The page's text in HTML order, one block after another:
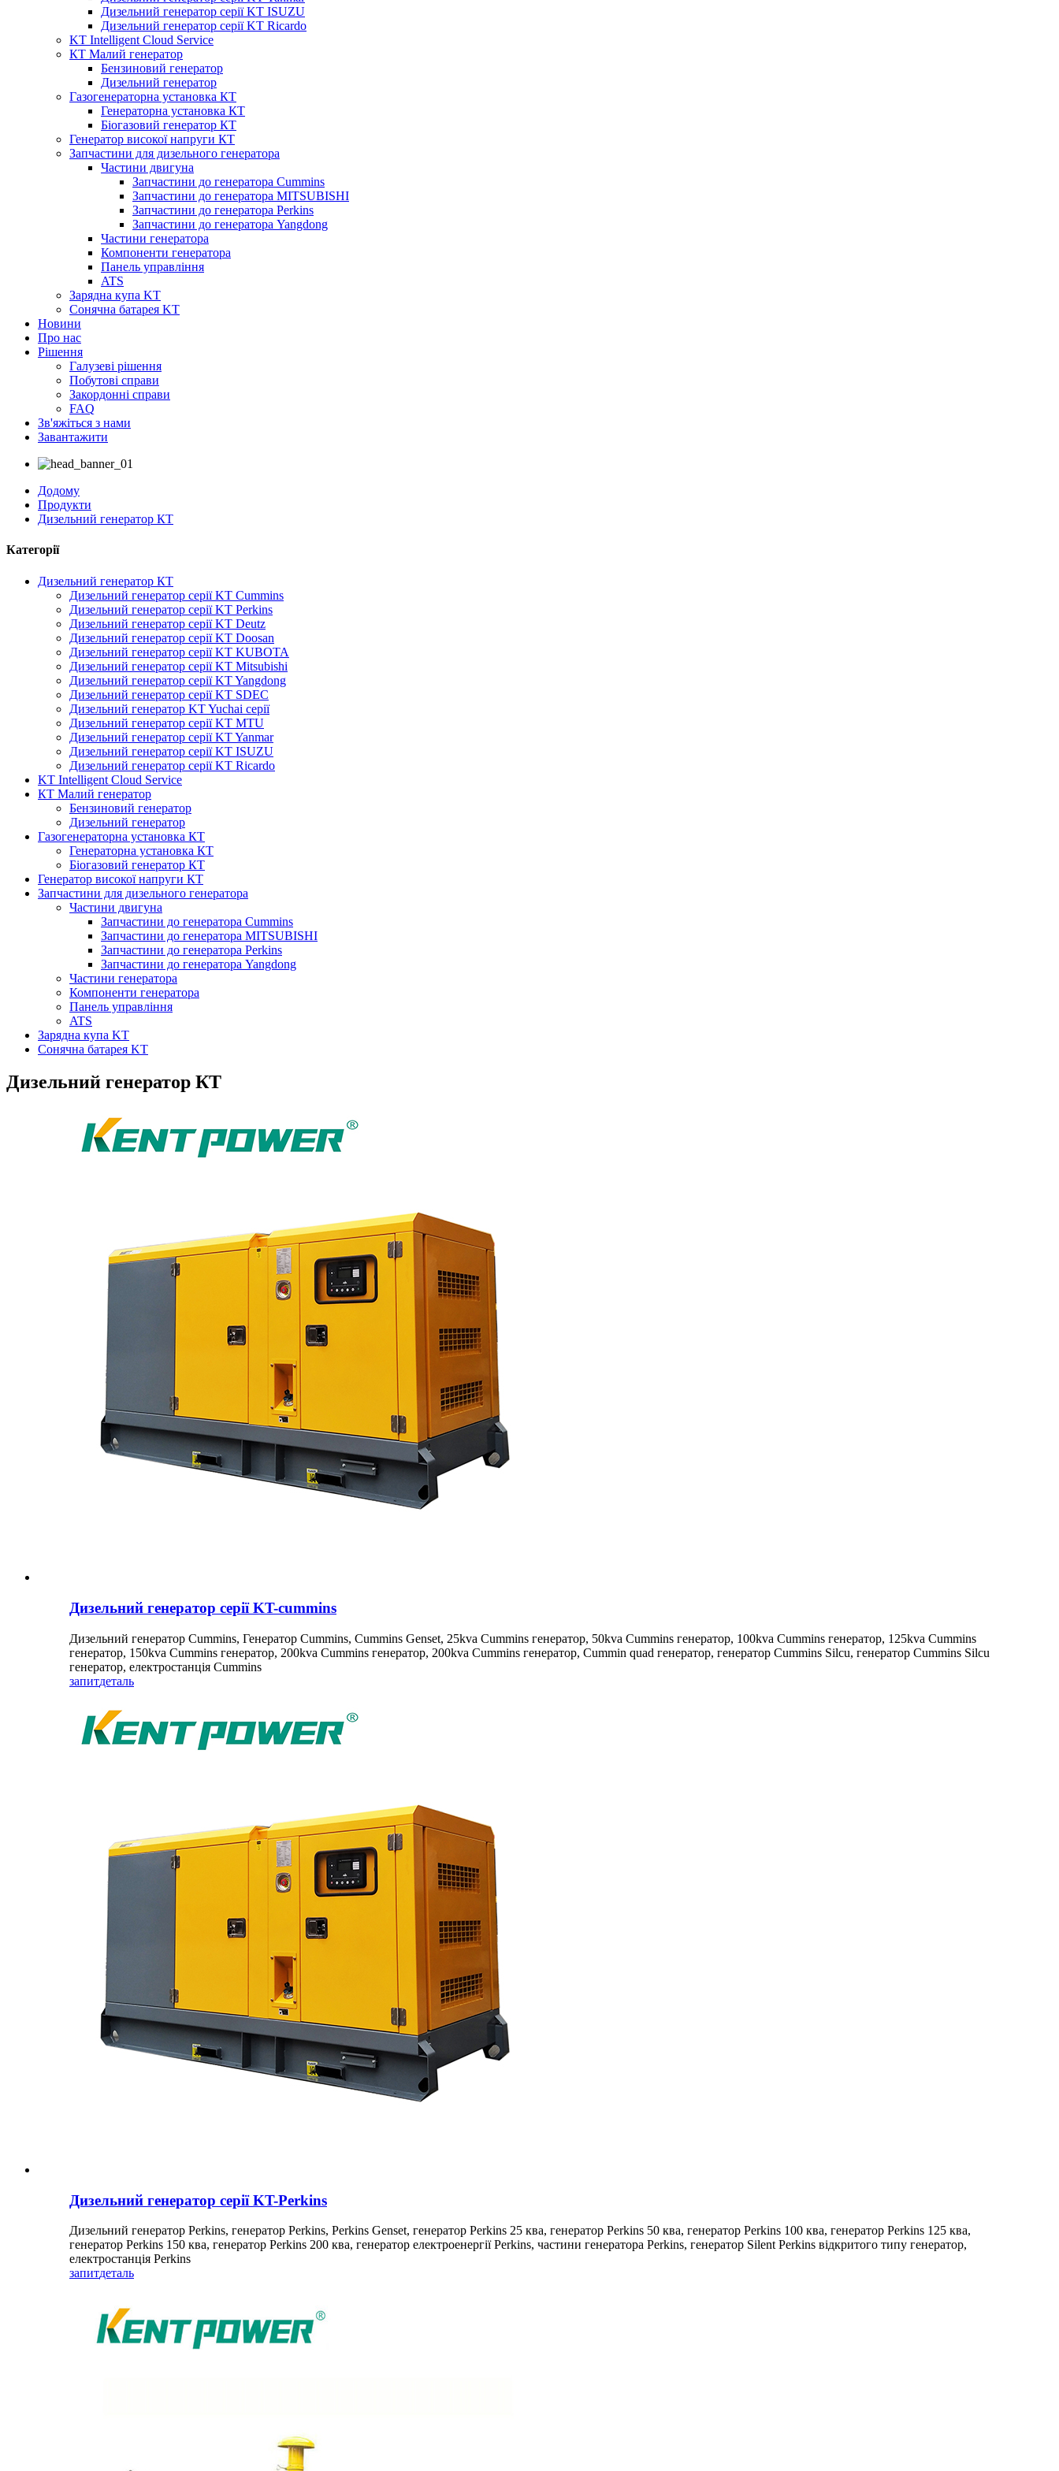
Дизельний генератор серії KT ISUZU
Дизельний генератор серії KT Ricardo
KT Intelligent Cloud Service
КТ Малий генератор
Бензиновий генератор
Дизельний генератор
Газогенераторна установка КТ
Генераторна установка КТ
Біогазовий генератор КТ
Генератор високої напруги КТ
Запчастини для дизельного генератора
Частини двигуна
Запчастини до генератора Cummins
Запчастини до генератора MITSUBISHI
Запчастини до генератора Perkins
Запчастини до генератора Yangdong
Частини генератора
Компоненти генератора
Панель управління
ATS
Зарядна купа KT
Сонячна батарея KT
Новини
Про нас
Рішення
Галузеві рішення
Побутові справи
Закордонні справи
FAQ
Зв'яжіться з нами
Завантажити
Додому
Продукти
Дизельний генератор КТ
Категорії
Дизельний генератор КТ
Дизельний генератор серії KT Cummins
Дизельний генератор серії KT Perkins
Дизельний генератор серії KT Deutz
Дизельний генератор серії KT Doosan
Дизельний генератор серії KT KUBOTA
Дизельний генератор серії KT Mitsubishi
Дизельний генератор серії KT Yangdong
Дизельний генератор серії KT SDEC
Дизельний генератор KT Yuchai серії
Дизельний генератор серії KT MTU
Дизельний генератор серії KT Yanmar
Дизельний генератор серії KT ISUZU
Дизельний генератор серії KT Ricardo
KT Intelligent Cloud Service
КТ Малий генератор
Бензиновий генератор
Дизельний генератор
Газогенераторна установка КТ
Генераторна установка КТ
Біогазовий генератор КТ
Генератор високої напруги КТ
Запчастини для дизельного генератора
Частини двигуна
Запчастини до генератора Cummins
Запчастини до генератора MITSUBISHI
Запчастини до генератора Perkins
Запчастини до генератора Yangdong
Частини генератора
Компоненти генератора
Панель управління
ATS
Зарядна купа KT
Сонячна батарея KT
Дизельний генератор КТ
Дизельний генератор серії KT-cummins
Дизельний генератор Cummins, Генератор Cummins, Cummins Genset, 25kva Cummins генератор, 50kva Cummins генератор, 100kva Cummins генератор, 125kva Cummins
генератор, 150kva Cummins генератор, 200kva Cummins генератор, 200kva Cummins генератор, Cummin quad генератор, генератор Cummins Silcu, генератор Cummins Silcu
генератор, електростанція Cummins
запитдеталь
Дизельний генератор серії KT-Perkins
Дизельний генератор Perkins, генератор Perkins, Perkins Genset, генератор Perkins 25 ква, генератор Perkins 50 ква, генератор Perkins 100 ква, генератор Perkins 125 ква,
генератор Perkins 150 ква, генератор Perkins 200 ква, генератор електроенергії Perkins, частини генератора Perkins, генератор Silent Perkins відкритого типу генератор,
електростанція Perkins
запитдеталь